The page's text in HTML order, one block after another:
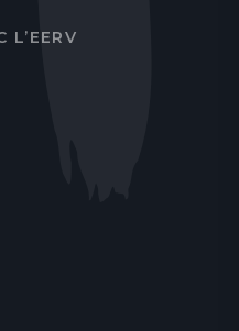
L’EERV